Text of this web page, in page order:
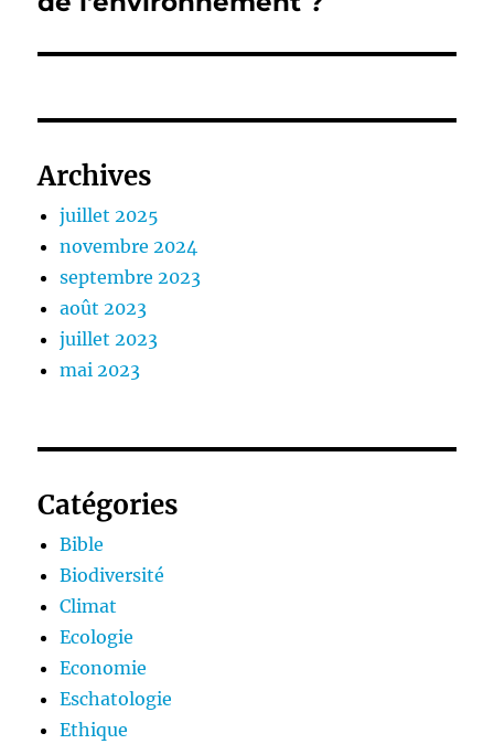
Archives
juillet 2025
novembre 2024
septembre 2023
août 2023
juillet 2023
mai 2023
Catégories
Bible
Biodiversité
Climat
Ecologie
Economie
Eschatologie
Ethique